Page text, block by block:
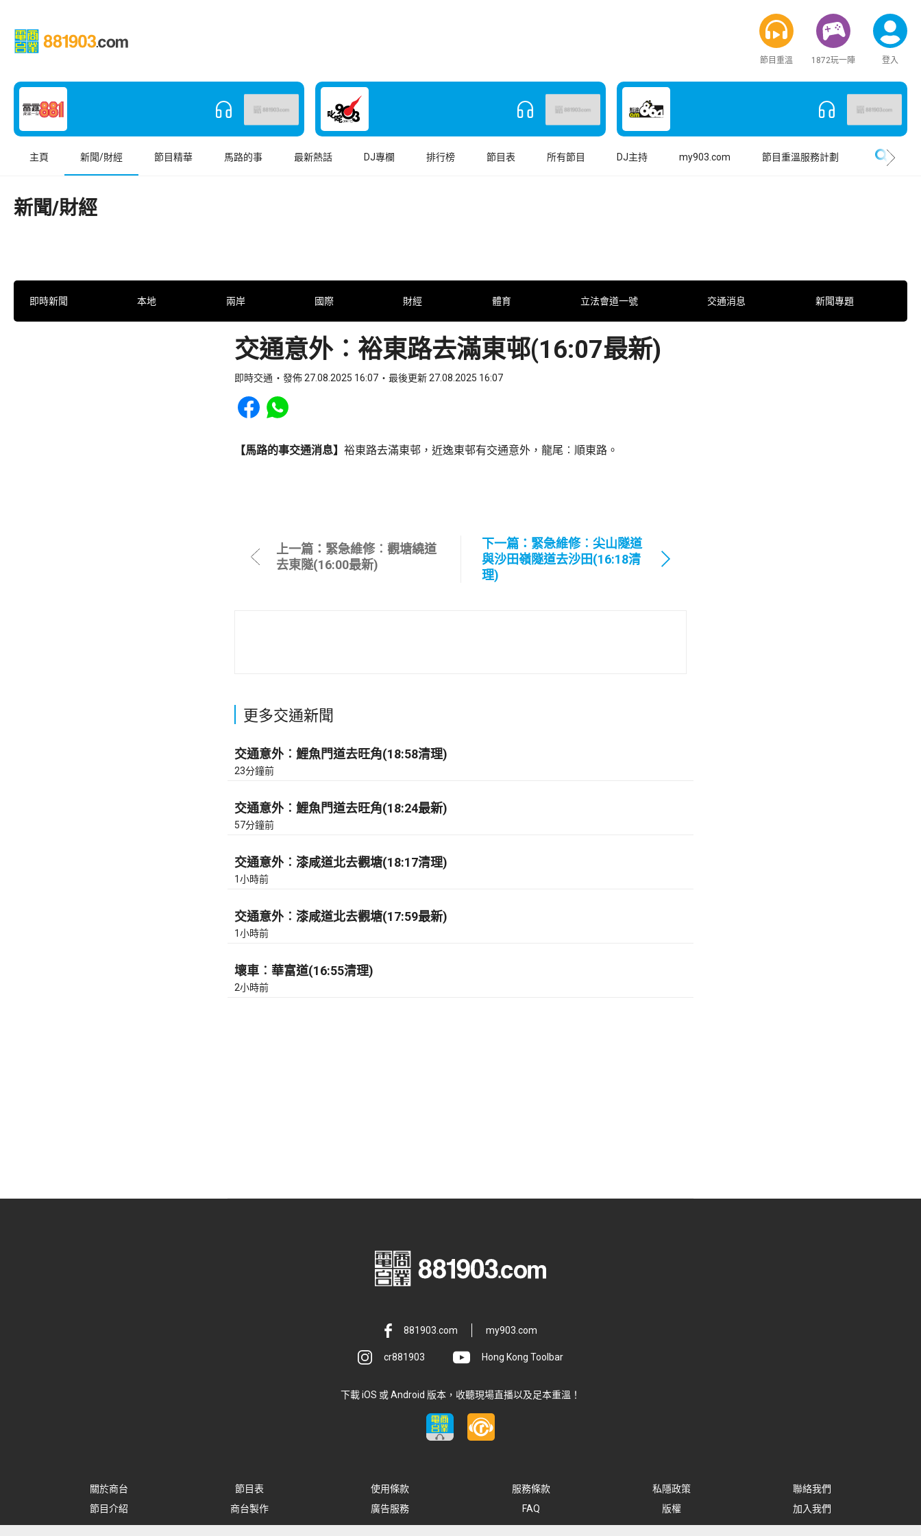
節目重溫 1872玩一陣 登入
主頁 新聞/財經 節目精華 馬路的事 最新熱話 DJ專欄 排行榜 節目表 所有節目 DJ主持 my903.com 節目重溫服務計劃
新聞/財經
即時新聞 本地 兩岸 國際 財經 體育 立法會道一號 交通消息 新聞專題
交通意外︰裕東路去滿東邨(16:07最新)
即時交通 發佈 27.08.2025 16:07 最後更新 27.08.2025 16:07
Share to Facebook
Share to WhatsApp
【馬路的事交通消息】 裕東路去滿東邨，近逸東邨有交通意外，龍尾︰順東路。
上一篇：緊急維修︰觀塘繞道
去東隧(16:00最新)
下一篇：緊急維修︰尖山隧道
與沙田嶺隧道去沙田(16:18清
理)
更多交通新聞
交通意外︰鯉魚門道去旺角(18:58清理)
23分鐘前
交通意外︰鯉魚門道去旺角(18:24最新)
57分鐘前
交通意外︰漆咸道北去觀塘(18:17清理)
1小時前
交通意外︰漆咸道北去觀塘(17:59最新)
1小時前
壞車︰華富道(16:55清理)
2小時前
881903.com my903.com
cr881903 Hong Kong Toolbar
下載 iOS 或 Android 版本，收聽現場直播以及足本重溫！
關於商台 節目表 使用條款 服務條款 私隱政策
聯絡我們
節目介紹
商台製作 廣告服務 FAQ 版權 加入我們